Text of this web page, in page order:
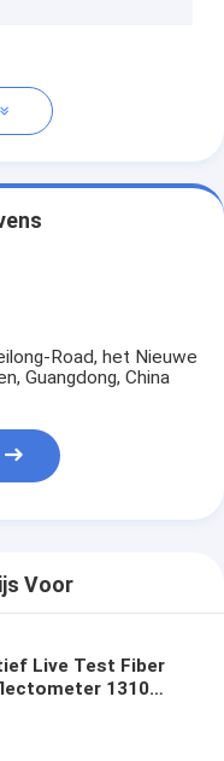
Road, het Nieuwe
Guangdong, China
Voor
Live Test Fiber
1310